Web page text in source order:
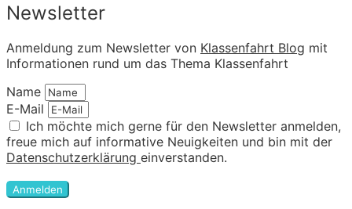
Newsletter
Anmeldung zum Newsletter von Klassenfahrt Blog mit
Informationen rund um das Thema Klassenfahrt
Name
E-Mail
Ich möchte mich gerne für den Newsletter anmelden,
freue mich auf informative Neuigkeiten und bin mit der
Datenschutzerklärung einverstanden.
Anmelden